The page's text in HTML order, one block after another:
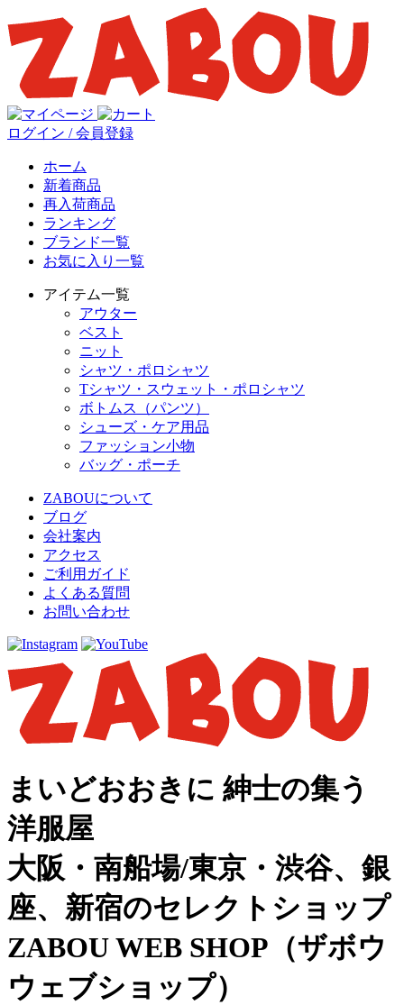
ログイン / 会員登録
ホーム
新着商品
再入荷商品
ランキング
ブランド一覧
お気に入り一覧
アイテム一覧
アウター
ベスト
ニット
シャツ・ポロシャツ
Tシャツ・スウェット・ポロシャツ
ボトムス（パンツ）
シューズ・ケア用品
ファッション小物
バッグ・ポーチ
ZABOUについて
ブログ
会社案内
アクセス
ご利用ガイド
よくある質問
お問い合わせ
まいどおおきに 紳士の集う
洋服屋
大阪・南船場/東京・渋谷、銀
座、新宿のセレクトショップ
ZABOU WEB SHOP（ザボウ
ウェブショップ）